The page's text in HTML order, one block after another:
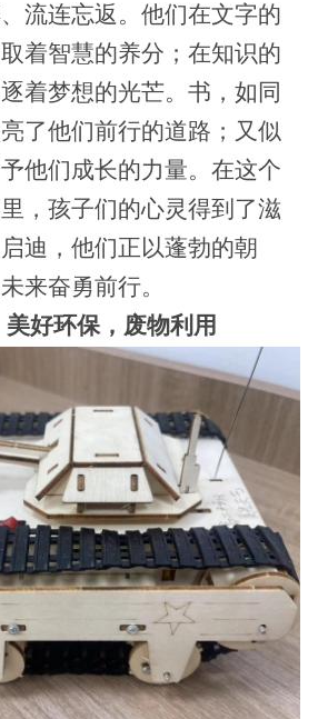
流连忘返。他们在文字的
着智慧的养分；在知识的
着梦想的光芒。书，如同
了他们前行的道路；又似
他们成长的力量。在这个
，孩子们的心灵得到了滋
迪，他们正以蓬勃的朝
来奋勇前行。
好环保，废物利用